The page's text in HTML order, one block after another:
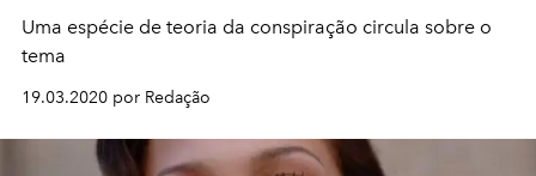
Uma espécie de teoria da conspiração circula sobre o
tema
19.03.2020 por Redação